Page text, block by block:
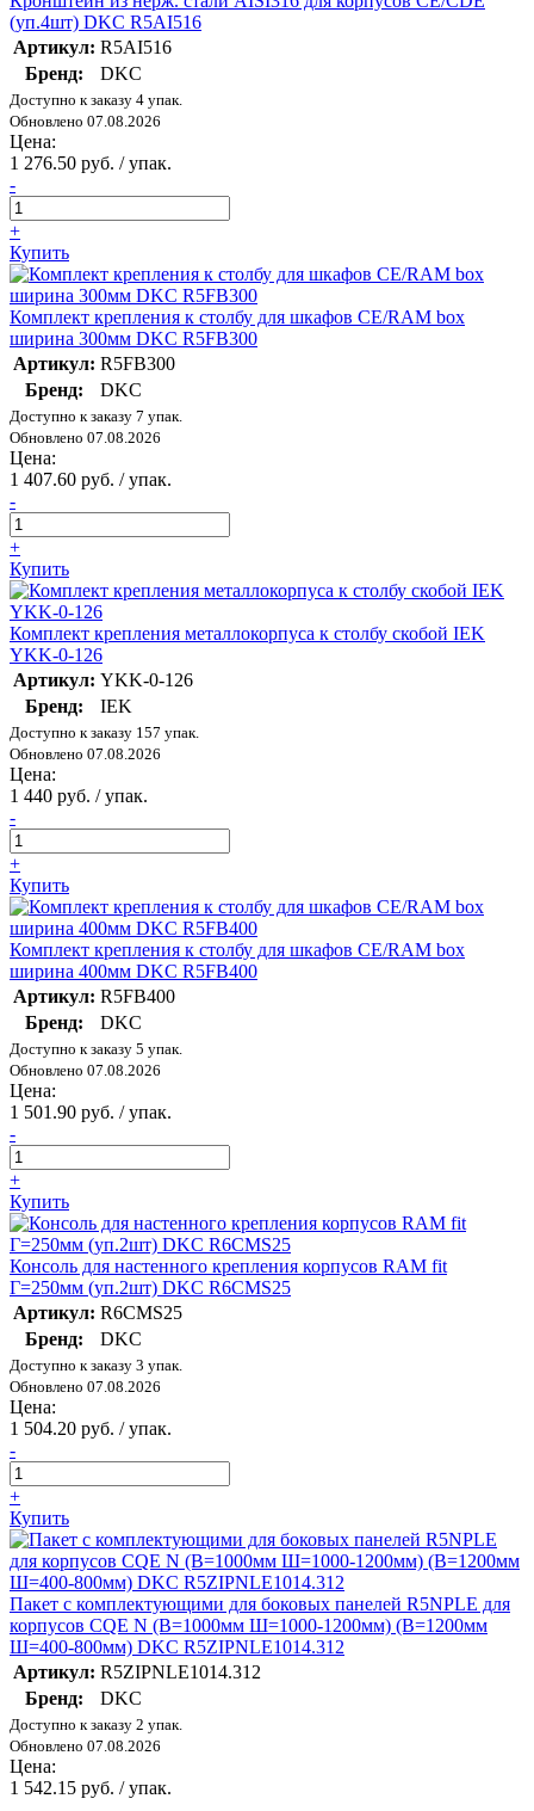
(уп.4шт) DKC R5AI516
Артикул: R5AI516
Бренд:
DKC
Доступно к заказу 4 упак.
Обновлено 07.08.2026
Цена:
1 276.50 руб. / упак.
-
+
Купить
Комплект крепления к столбу для шкафов CE/RAM box
ширина 300мм DKC R5FB300
Артикул: R5FB300
Бренд:
DKC
Доступно к заказу 7 упак.
Обновлено 07.08.2026
Цена:
1 407.60 руб. / упак.
-
+
Купить
Комплект крепления металлокорпуса к столбу скобой IEK
YKK-0-126
Артикул: YKK-0-126
Бренд:
IEK
Доступно к заказу 157 упак.
Обновлено 07.08.2026
Цена:
1 440 руб. / упак.
-
+
Купить
Комплект крепления к столбу для шкафов CE/RAM box
ширина 400мм DKC R5FB400
Артикул: R5FB400
Бренд:
DKC
Доступно к заказу 5 упак.
Обновлено 07.08.2026
Цена:
1 501.90 руб. / упак.
-
+
Купить
Консоль для настенного крепления корпусов RAM fit
Г=250мм (уп.2шт) DKC R6CMS25
Артикул: R6CMS25
Бренд:
DKC
Доступно к заказу 3 упак.
Обновлено 07.08.2026
Цена:
1 504.20 руб. / упак.
-
+
Купить
Пакет с комплектующими для боковых панелей R5NPLE для
корпусов CQE N (В=1000мм Ш=1000-1200мм) (В=1200мм
Ш=400-800мм) DKC R5ZIPNLE1014.312
Артикул: R5ZIPNLE1014.312
Бренд:
DKC
Доступно к заказу 2 упак.
Обновлено 07.08.2026
Цена:
1 542.15 руб. / упак.